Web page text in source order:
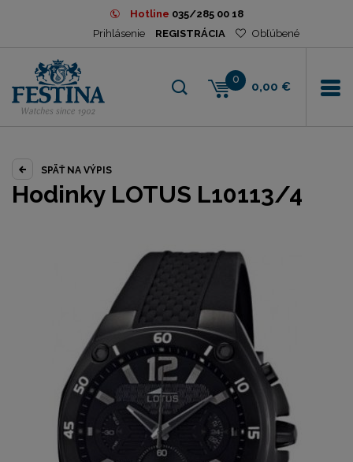
Hotline 035/285 00 18
Prihlásenie
REGISTRÁCIA Obľúbené
0
0,00 €
SPÄŤ NA VÝPIS
Hodinky LOTUS L10113/4